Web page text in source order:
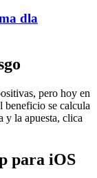
dla
pero hoy en
beneficio se calcula
y la apuesta, clica
para iOS